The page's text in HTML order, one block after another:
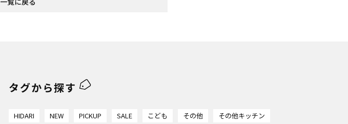
タグから探す
HIDARI NEW PICKUP SALE こども その他
その他キッチン